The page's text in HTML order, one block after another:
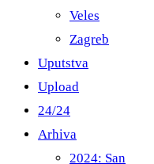
Veles
Zagreb
Uputstva
Upload
24/24
Arhiva
2024: San